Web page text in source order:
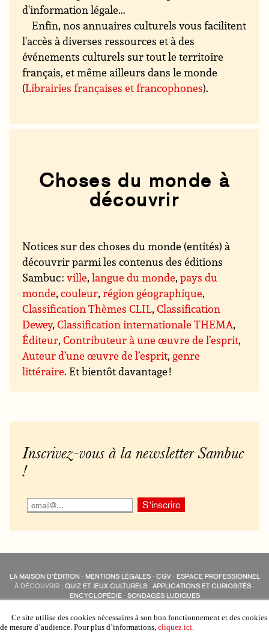
d'information légale...
Enfin, nos annuaires culturels vous facilitent
l'accès à diverses ressources et à des
événements culturels sur tout le territoire
français, et même ailleurs dans le monde
(Librairies françaises et francophones).
Choses du monde à
découvrir
Notices sur des choses du monde (entités) à
découvrir parmi les contenus des éditions
Sambuc :ville,langue du monde,pays du
monde,couleur,région géographique,
Classification Thèmes CLIL,Classification
Dewey,Classification internationale THEMA,
Éditeur,Contributeur à une œuvre de l’esprit,
Auteur d’une œuvre de l’esprit, genre
littéraire. Et bientôt davantage !
Inscrivez-vous à la newsletter Sambuc
!
LA MAISON D’ÉDITION · MENTIONS LÉGALES· CGV· ESPACE PROFESSIONNEL
À DÉCOUVRIR : QUIZ ET JEUX CULTURELS · APPLICATIONS ET CURIOSITÉS ·
ENCYCLOPÉDIE· SONDAGES LUDIQUES
COLLECTIONS :SAMBUC·ÉDISOLUM·REVUE LITTÉRAIREL’EAU-FORTE
AUTRES SITES :COLL. « LES ÉDISOLUM »
Ce site utilise des cookies nécessaires à son bon fonctionnement et des cookies
de mesure d’audience. Pour plus d’informations, cliquez ici.